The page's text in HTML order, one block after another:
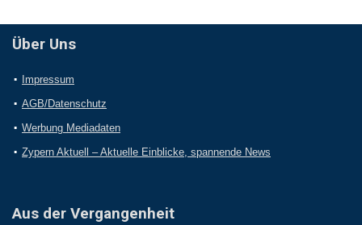
Über Uns
Impressum
AGB/Datenschutz
Werbung Mediadaten
Zypern Aktuell – Aktuelle Einblicke, spannende News
Aus der Vergangenheit